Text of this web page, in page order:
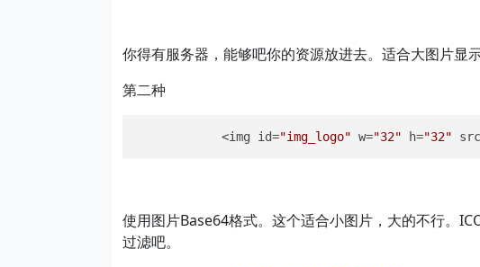
你得有服务器，能够吧你的资源放进去。适合大图片显示
第二种
            <img id=
"img_logo" w="32" h="32"
使用图片Base64格式。这个适合小图片，大的不行。
过滤吧。